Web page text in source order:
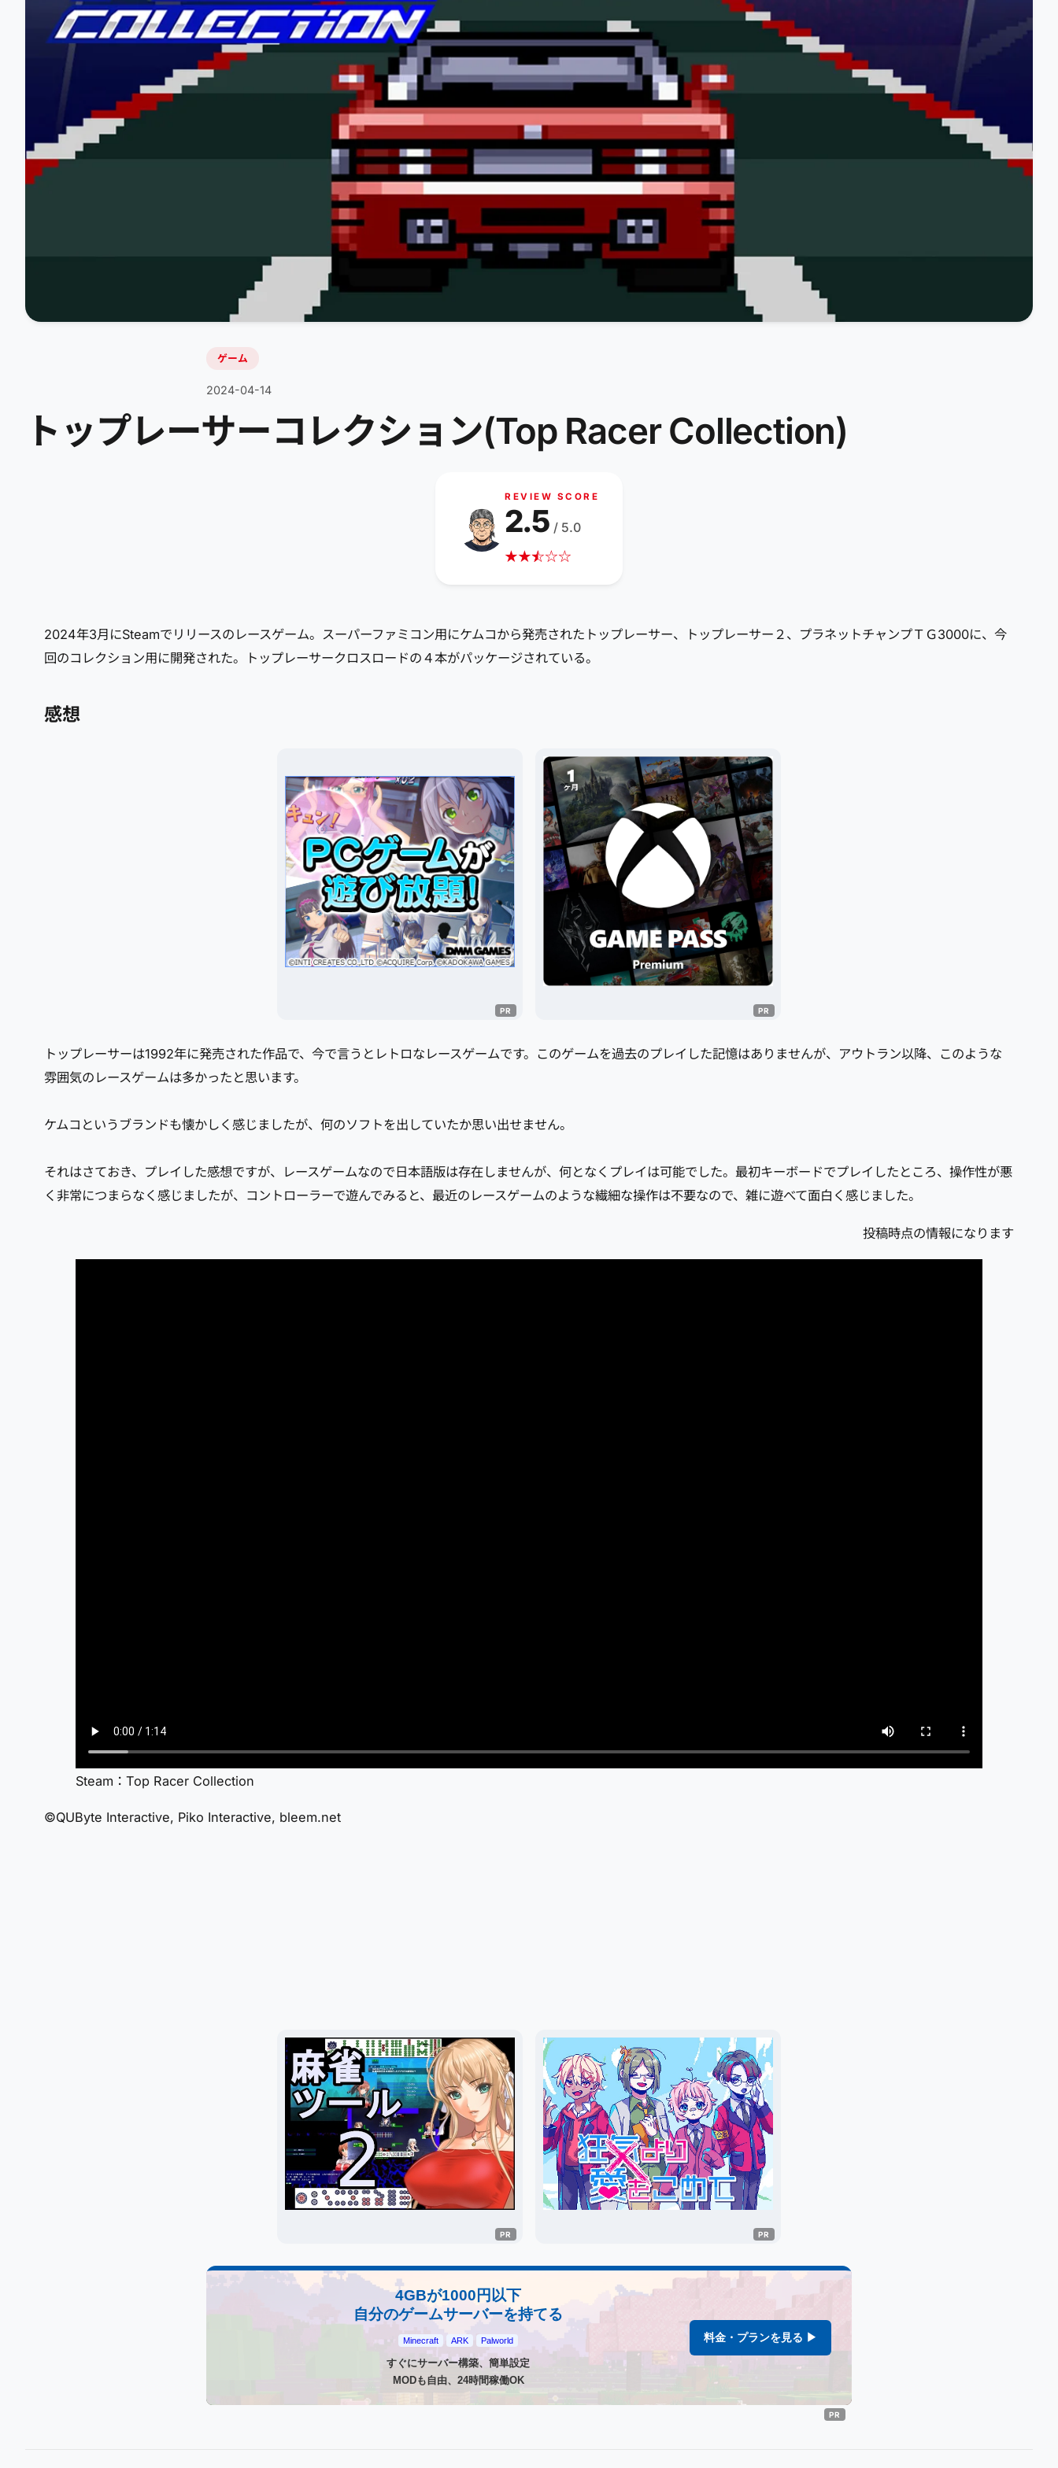
ゲーム
2024-04-14
トップレーサーコレクション(Top Racer Collection)
REVIEW SCORE
★★☆
★☆☆
2.5 / 5.0
2024年3月にSteamでリリースのレースゲーム。スーパーファミコン用にケムコから発売されたトップレーサー、トップレーサー２、プラネットチャンプＴＧ3000に、今
回のコレクション用に開発された。トップレーサークロスロードの４本がパッケージされている。
感想
トップレーサーは1992年に発売された作品で、今で言うとレトロなレースゲームです。このゲームを過去のプレイした記憶はありませんが、アウトラン以降、このような
雰囲気のレースゲームは多かったと思います。
ケムコというブランドも懐かしく感じましたが、何のソフトを出していたか思い出せません。
それはさておき、プレイした感想ですが、レースゲームなので日本語版は存在しませんが、何となくプレイは可能でした。最初キーボードでプレイしたところ、操作性が悪
く非常につまらなく感じましたが、コントローラーで遊んでみると、最近のレースゲームのような繊細な操作は不要なので、雑に遊べて面白く感じました。
投稿時点の情報になります
Steam：Top Racer Collection
©QUByte Interactive, Piko Interactive, bleem.net
4GBが1000円以下
自分のゲームサーバーを持てる
Minecraft ARK Palworld
すぐにサーバー構築、簡単設定
MODも自由、24時間稼働OK
料金・プランを見る ▶